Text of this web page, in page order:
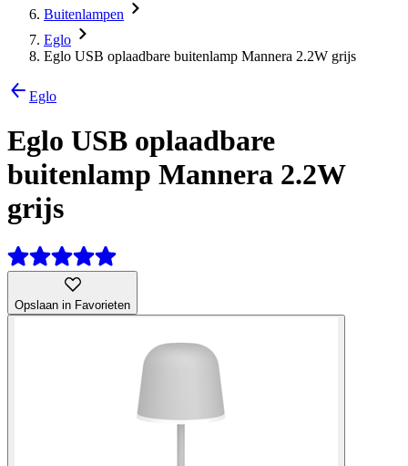
Buitenlampen
Eglo
Eglo USB oplaadbare buitenlamp Mannera 2.2W grijs
Eglo
Eglo USB oplaadbare
buitenlamp Mannera 2.2W
grijs
Opslaan in Favorieten